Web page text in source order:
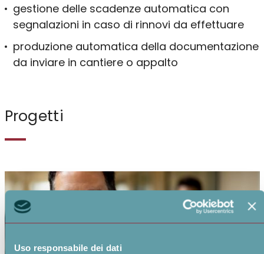
Uso responsabile dei dati
gestione delle scadenze automatica con
segnalazioni in caso di rinnovi da effettuare
produzione automatica della documentazione
da inviare in cantiere o appalto
Progetti